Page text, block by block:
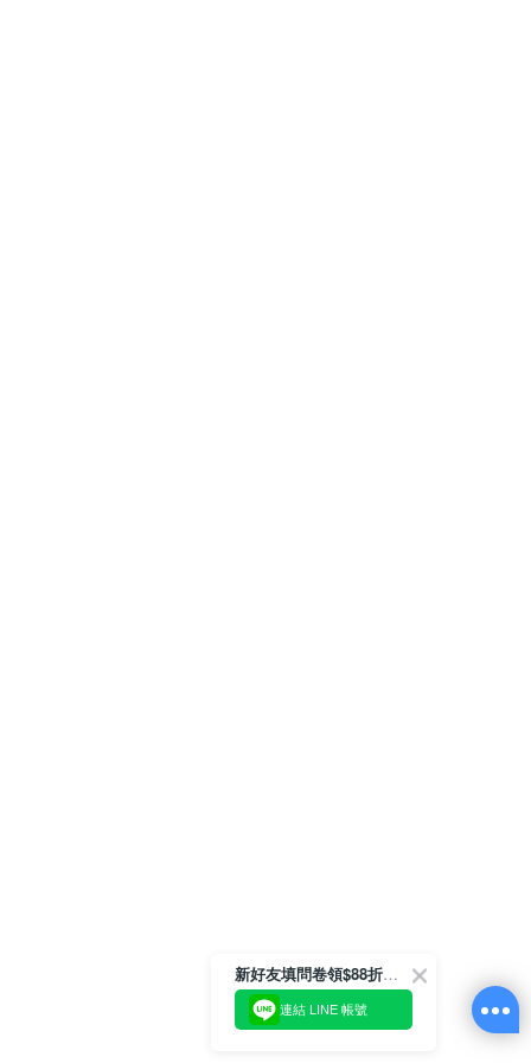
新好友填問卷領$88折扣金
連結 LINE 帳號